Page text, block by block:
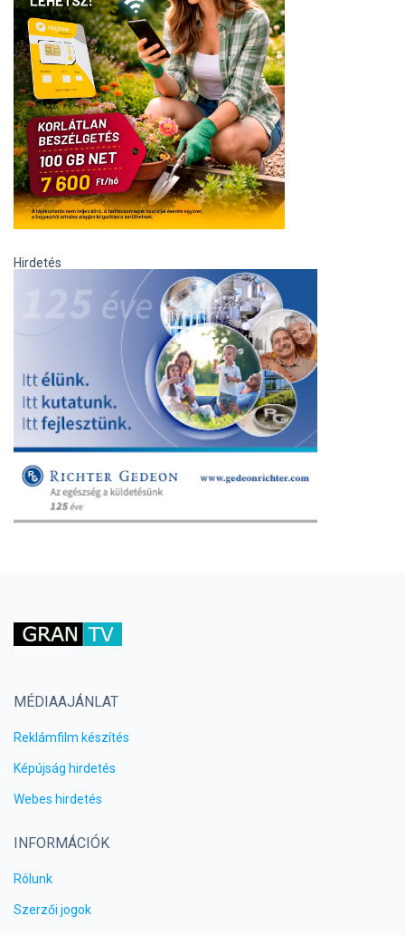
Hirdetés
MÉDIAAJÁNLAT
Reklámfilm készítés
Képújság hirdetés
Webes hirdetés
INFORMÁCIÓK
Rólunk
Szerzői jogok